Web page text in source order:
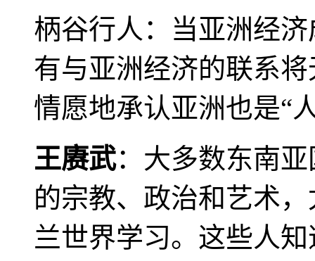
柄谷行人：当亚洲经
有与亚洲经济的联系
情愿地承认亚洲也是“
王赓武：大多数东南
的宗教、政治和艺术
兰世界学习。这些人